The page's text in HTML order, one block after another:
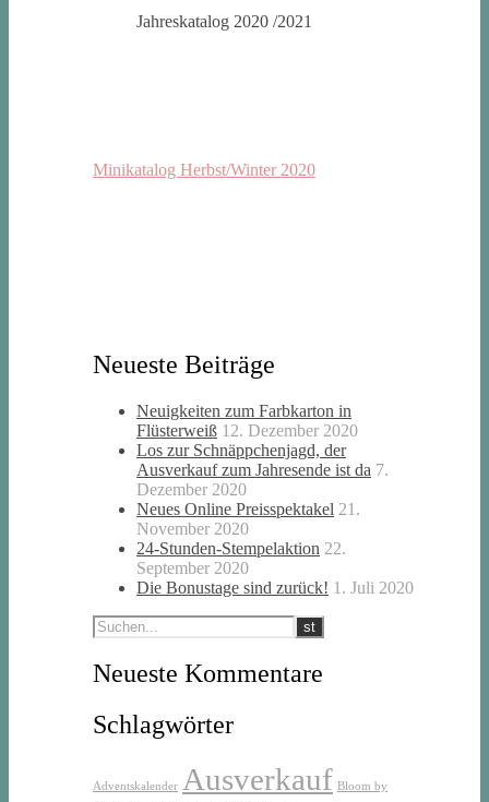
Jahreskatalog 2020 /2021
Minikatalog Herbst/Winter 2020
Neueste Beiträge
Neuigkeiten zum Farbkarton in
Flüsterweiß 12. Dezember 2020
Los zur Schnäppchenjagd, der
Ausverkauf zum Jahresende ist da 7.
Dezember 2020
Neues Online Preisspektakel 21.
November 2020
24-Stunden-Stempelaktion 22.
September 2020
Die Bonustage sind zurück! 1. Juli 2020
Neueste Kommentare
Schlagwörter
Adventskalender Ausverkauf Bloom by